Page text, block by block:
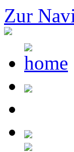
Zur